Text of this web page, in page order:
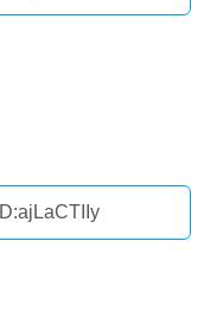
ID:ajLaCTIIy